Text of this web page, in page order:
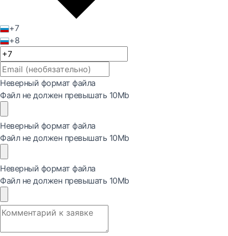
+7
+8
Неверный формат файла
Файл не должен превышать 10Mb
Неверный формат файла
Файл не должен превышать 10Mb
Неверный формат файла
Файл не должен превышать 10Mb